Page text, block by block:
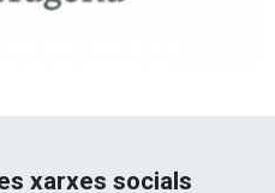
xarxes socials